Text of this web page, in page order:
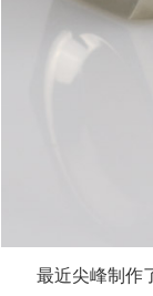
最近尖峰制作了